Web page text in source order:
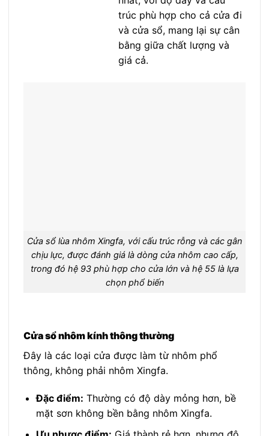
trúc phù hợp cho cả cửa đi
và cửa sổ, mang lại sự cân
bằng giữa chất lượng và
giá cả.
Cửa sổ lùa nhôm Xingfa, với cấu trúc rỗng và các gân
chịu lực, được đánh giá là dòng cửa nhôm cao cấp,
trong đó hệ 93 phù hợp cho cửa lớn và hệ 55 là lựa
chọn phổ biến
Cửa sổ nhôm kính thông thường
Đây là các loại cửa được làm từ nhôm phổ
thông, không phải nhôm Xingfa.
Đặc điểm: Thường có độ dày mỏng hơn, bề
mặt sơn không bền bằng nhôm Xingfa.